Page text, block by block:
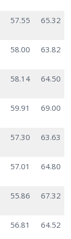
57.55 65.32
58.00 63.82
58.14 64.50
59.91 69.00
57.30 63.63
57.01 64.80
55.86 67.32
56.81 64.52